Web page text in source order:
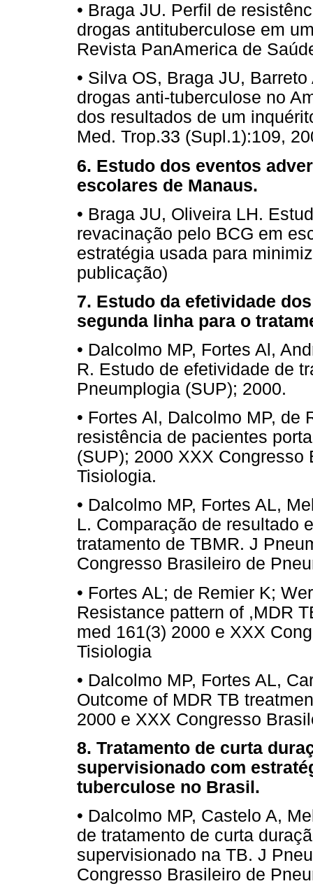
• Braga JU. Perfil de
drogas antituberculose em
Revista PanAmerica de
• Silva OS, Braga JU,
drogas anti-tuberculose no
dos resultados de um
Med. Trop.33 (Supl.1):109,
6. Estudo dos eventos
escolares de Manaus.
• Braga JU, Oliveira LH.
revacinação pelo BCG em
estratégia usada para
publicação)
7. Estudo da efetividade
segunda linha para o
• Dalcolmo MP, Fortes Al,
R. Estudo de efetividade de
Pneumplogia (SUP); 2000.
• Fortes Al, Dalcolmo MP, de
resistência de pacientes
(SUP); 2000 XXX
Tisiologia.
• Dalcolmo MP, Fortes AL,
L. Comparação de resultado
tratamento de TBMR. J
Congresso Brasileiro de
• Fortes AL; de Remier K;
Resistance pattern of ,MDR
med 161(3) 2000 e XXX
Tisiologia
• Dalcolmo MP, Fortes AL,
Outcome of MDR TB
2000 e XXX Congresso
8. Tratamento de curta
supervisionado com
tuberculose no Brasil.
• Dalcolmo MP, Castelo A,
de tratamento de curta
supervisionado na TB. J
Congresso Brasileiro de